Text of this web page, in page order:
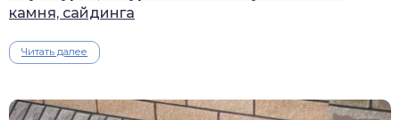
камня, сайдинга
Читать далее